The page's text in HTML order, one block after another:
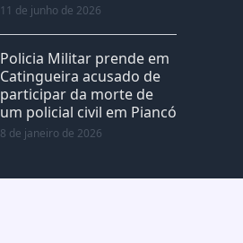
11 de junho de 2026
Policia Militar prende em
Catingueira acusado de
participar da morte de
um policial civil em Piancó
8 de janeiro de 2026